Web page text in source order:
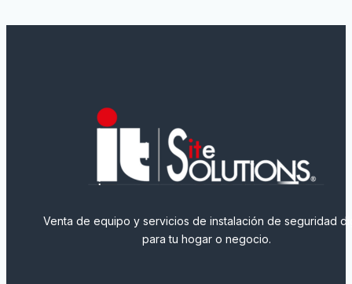
Venta de equipo y servicios de instalación de seguridad
para tu hogar o negocio.